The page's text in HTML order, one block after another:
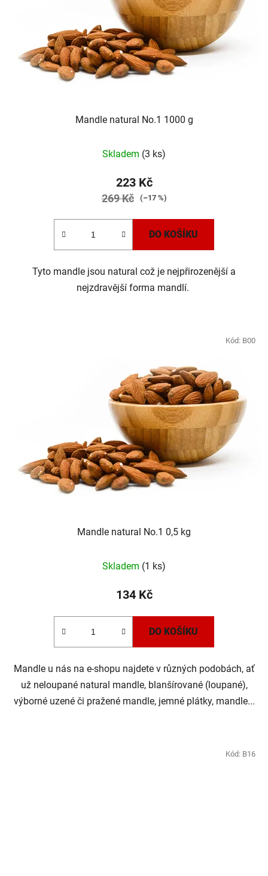
Mandle natural No.1 1000 g
Skladem (3 ks)
223 Kč
269 Kč (–17 %)
DO KOŠÍKU
Tyto mandle jsou natural což je nejpřirozenější a
nejzdravější forma mandlí.
Mandle natural No.1 0,5 kg
hodnocení
produktu
hvězdiček.
Skladem (1 ks)
134 Kč
DO KOŠÍKU
Mandle u nás na e-shopu najdete v různých podobách, ať
už neloupané natural mandle, blanšírované (loupané),
výborné uzené či pražené mandle, jemné plátky, mandle...
Kód: B00
Kód: B16